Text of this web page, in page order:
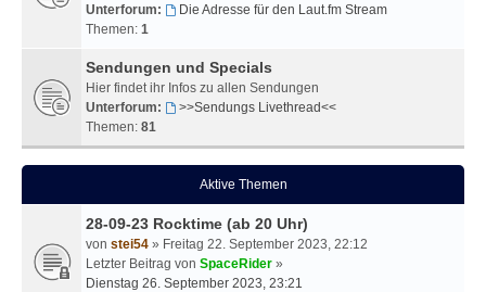
Unterforum:
Die Adresse für den Laut.fm Stream
Themen: 1
Sendungen und Specials
Hier findet ihr Infos zu allen Sendungen
Unterforum:
>>Sendungs Livethread<<
Themen: 81
Aktive Themen
28-09-23 Rocktime (ab 20 Uhr)
von stei54 » Freitag 22. September 2023, 22:12
Letzter Beitrag von SpaceRider »
Dienstag 26. September 2023, 23:21